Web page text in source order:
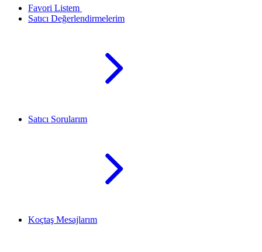
Favori Listem
Satıcı Değerlendirmelerim
Satıcı Sorularım
Koçtaş Mesajlarım